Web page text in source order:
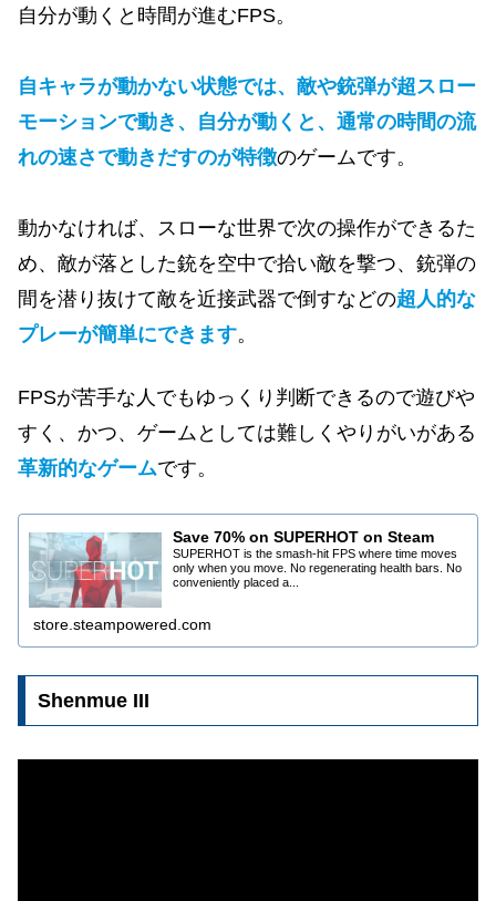
自分が動くと時間が進むFPS。
自キャラが動かない状態では、敵や銃弾が超スロー
モーションで動き、自分が動くと、通常の時間の流
れの速さで動きだすのが特徴のゲームです。
動かなければ、スローな世界で次の操作ができるた
め、敵が落とした銃を空中で拾い敵を撃つ、銃弾の
間を潜り抜けて敵を近接武器で倒すなどの超人的な
プレーが簡単にできます。
FPSが苦手な人でもゆっくり判断できるので遊びや
すく、かつ、ゲームとしては難しくやりがいがある
革新的なゲームです。
Save 70% on SUPERHOT on Steam
SUPERHOT is the smash-hit FPS where time moves
only when you move. No regenerating health bars. No
conveniently placed a...
store.steampowered.com
Shenmue III